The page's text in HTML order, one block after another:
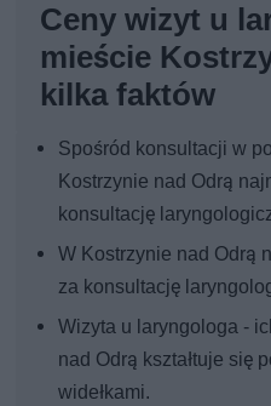
Ceny wizyt u
mieście
kilka faktów
Spośród konsultacji w
Kostrzynie nad Odrą
konsultację
W Kostrzynie nad Odrą
za konsultację
Wizyta u laryngologa -
nad Odrą kształtuje się
widełkami.